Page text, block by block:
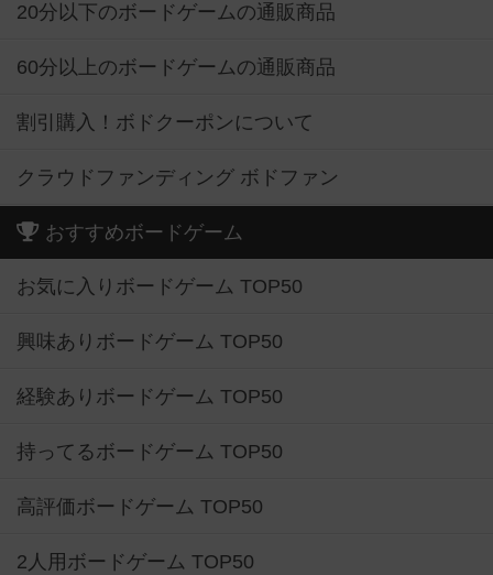
20分以下のボードゲームの通販商品
60分以上のボードゲームの通販商品
割引購入！ボドクーポンについて
クラウドファンディング ボドファン
おすすめボードゲーム
お気に入りボードゲーム TOP50
興味ありボードゲーム TOP50
経験ありボードゲーム TOP50
持ってるボードゲーム TOP50
高評価ボードゲーム TOP50
2人用ボードゲーム TOP50